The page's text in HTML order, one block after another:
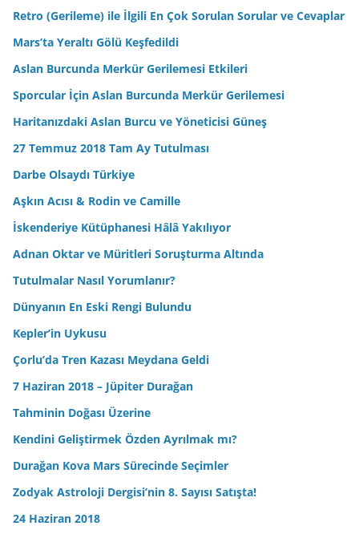
Retro (Gerileme) ile İlgili En Çok Sorulan Sorular ve Cevaplar
Mars’ta Yeraltı Gölü Keşfedildi
Aslan Burcunda Merkür Gerilemesi Etkileri
Sporcular İçin Aslan Burcunda Merkür Gerilemesi
Haritanızdaki Aslan Burcu ve Yöneticisi Güneş
27 Temmuz 2018 Tam Ay Tutulması
Darbe Olsaydı Türkiye
Aşkın Acısı & Rodin ve Camille
İskenderiye Kütüphanesi Hâlâ Yakılıyor
Adnan Oktar ve Müritleri Soruşturma Altında
Tutulmalar Nasıl Yorumlanır?
Dünyanın En Eski Rengi Bulundu
Kepler’in Uykusu
Çorlu’da Tren Kazası Meydana Geldi
7 Haziran 2018 – Jüpiter Durağan
Tahminin Doğası Üzerine
Kendini Geliştirmek Özden Ayrılmak mı?
Durağan Kova Mars Sürecinde Seçimler
Zodyak Astroloji Dergisi’nin 8. Sayısı Satışta!
24 Haziran 2018